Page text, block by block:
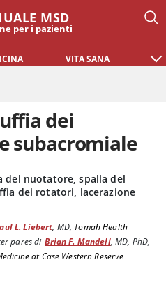
MSD
per i pazienti
VITA SANA
dei
subacromiale
del nuotatore, spalla del
dei rotatori, lacerazione
L. Liebert, MD, Tomah Health
pares di Brian F. Mandell, MD, PhD,
at Case Western Reserve